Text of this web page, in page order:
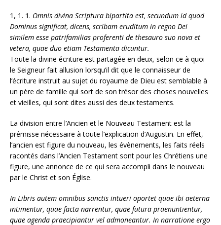
1, 1. 1. Omnis divina Scriptura bipartita est, secundum id quod
Dominus significat, dicens, scribam eruditum in regno Dei
similem esse patrifamilias proferenti de thesauro suo nova et
vetera, quae duo etiam Testamenta dicuntur.
Toute la divine écriture est partagée en deux, selon ce à quoi
le Seigneur fait allusion lorsqu’il dit que le connaisseur de
l’écriture instruit au sujet du royaume de Dieu est semblable à
un père de famille qui sort de son trésor des choses nouvelles
et vieilles, qui sont dites aussi des deux testaments.
La division entre l’Ancien et le Nouveau Testament est la
prémisse nécessaire à toute l’explication d’Augustin. En effet,
l’ancien est figure du nouveau, les évènements, les faits réels
racontés dans l’Ancien Testament sont pour les Chrétiens une
figure, une annonce de ce qui sera accompli dans le nouveau
par le Christ et son Église.
In Libris autem omnibus sanctis intueri oportet quae ibi aeterna
intimentur, quae facta narrentur, quae futura praenuntientur,
quae agenda praecipiantur vel admoneantur. In narratione ergo